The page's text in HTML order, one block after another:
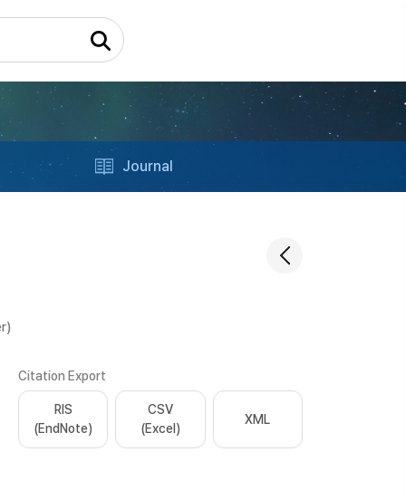
Journal
Citation Export
RIS
(EndNote)
CSV
(Excel)
XML